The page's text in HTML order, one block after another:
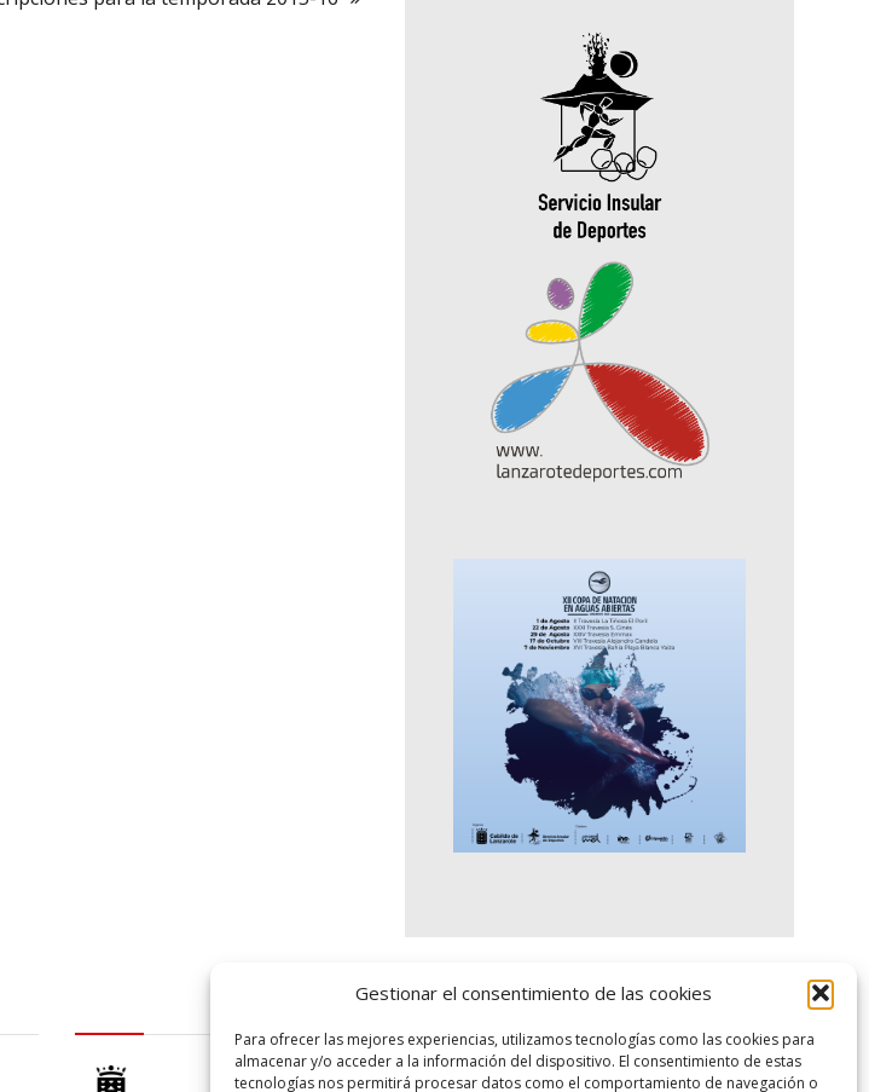
Gestionar el consentimiento de las cookies
Para ofrecer las mejores experiencias, utilizamos tecnologías como las cookies para
almacenar y/o acceder a la información del dispositivo. El consentimiento de estas
tecnologías nos permitirá procesar datos como el comportamiento de navegación o
logo SID